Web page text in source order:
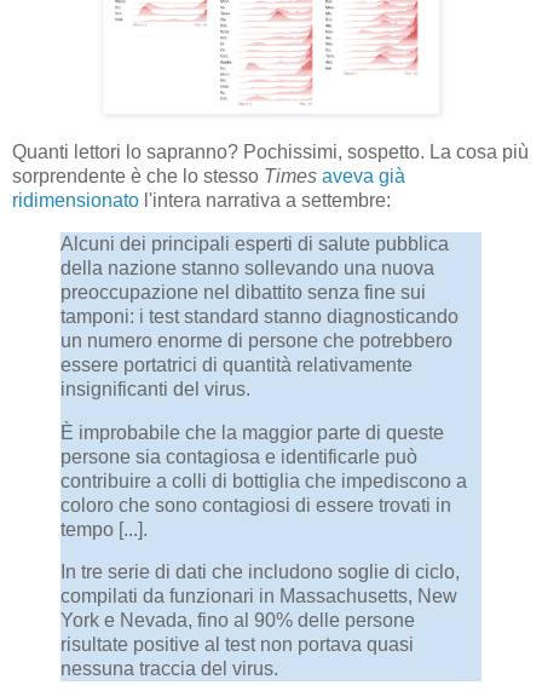
Quanti lettori lo sapranno? Pochissimi, sospetto. La cosa più
sorprendente è che lo stesso Times aveva già
ridimensionato l'intera narrativa a settembre:
Alcuni dei principali esperti di salute pubblica
della nazione stanno sollevando una nuova
preoccupazione nel dibattito senza fine sui
tamponi: i test standard stanno diagnosticando
un numero enorme di persone che potrebbero
essere portatrici di quantità relativamente
insignificanti del virus.
È improbabile che la maggior parte di queste
persone sia contagiosa e identificarle può
contribuire a colli di bottiglia che impediscono a
coloro che sono contagiosi di essere trovati in
tempo [...].
In tre serie di dati che includono soglie di ciclo,
compilati da funzionari in Massachusetts, New
York e Nevada, fino al 90% delle persone
risultate positive al test non portava quasi
nessuna traccia del virus.